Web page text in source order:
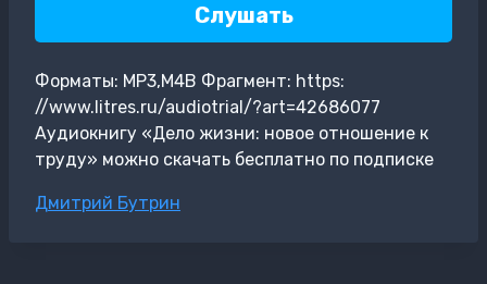
Слушать
Форматы: MP3,M4B Фрагмент: https:
//www.litres.ru/audiotrial/?art=42686077
Аудиокнигу «Дело жизни: новое отношение к
труду» можно скачать бесплатно по подписке
Метки
Дмитрий Бутрин